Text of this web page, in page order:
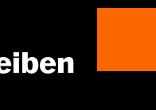
führen.
vorgesehen.
führen, dass die Plane